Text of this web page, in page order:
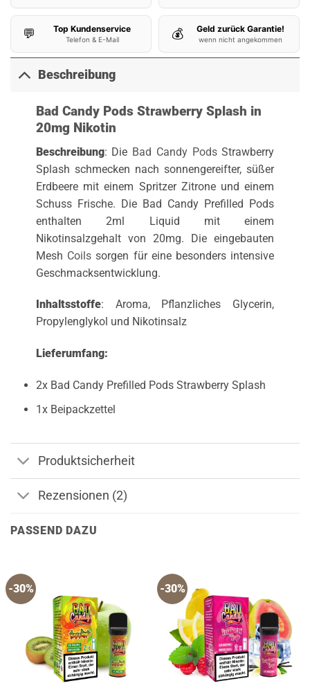
💬 Top Kundenservice
Telefon & E-Mail 💰 Geld zurück Garantie!
wenn nicht angekommen
Beschreibung
Bad Candy Pods Strawberry Splash in
20mg Nikotin
Beschreibung: Die Bad Candy PodsStrawberry
Splash schmecken nach sonnengereifter, süßer
Erdbeere mit einem Spritzer Zitrone und einem
Schuss Frische. Die Bad Candy Prefilled Pods
enthalten 2ml Liquid mit einem
Nikotinsalzgehalt von 20mg. Die eingebauten
Mesh Coils sorgen für eine besonders intensive
Geschmacksentwicklung.
Inhaltsstoffe: Aroma, Pflanzliches Glycerin,
Propylenglykol und Nikotinsalz
Lieferumfang:
2x Bad Candy Prefilled Pods Strawberry Splash
1x Beipackzettel
Produktsicherheit
Rezensionen (2)
PASSEND DAZU
-30% -30%